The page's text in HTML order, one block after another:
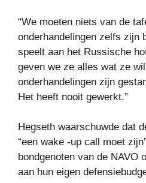
“We moeten niets van de
onderhandelingen zelfs zijn
speelt aan het Russische
geven we ze alles wat ze
onderhandelingen zijn
Het heeft nooit gewerkt.”
Hegseth waarschuwde dat
“een wake -up call moet
bondgenoten van de NAVO
aan hun eigen